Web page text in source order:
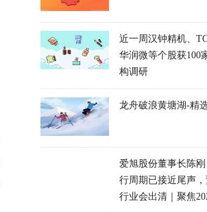
近一周汉钟精机、
华润微等个股获100
构调研
龙舟破浪黄塘湖-精
爱旭股份董事长陈
行周期已接近尾声
行业会出清｜聚焦